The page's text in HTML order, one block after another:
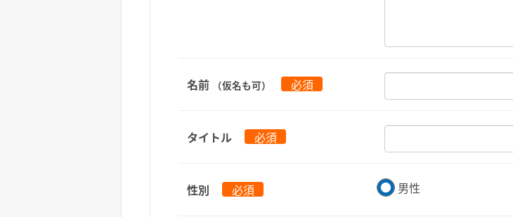
名前 （仮名も可） 必須
タイトル 必須
性別 必須 男性